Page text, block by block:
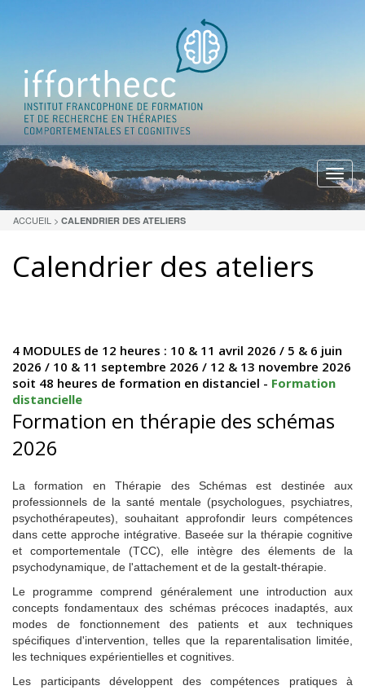
Menu
ACCUEIL > CALENDRIER DES ATELIERS
Calendrier des ateliers
4 MODULES de 12 heures : 10 & 11 avril 2026 / 5 & 6 juin
2026 / 10 & 11 septembre 2026 / 12 & 13 novembre 2026
soit 48 heures de formation en distanciel - Formation
distancielle
Formation en thérapie des schémas
2026
La formation en Thérapie des Schémas est destinée aux
professionnels de la santé mentale (psychologues, psychiatres,
psychothérapeutes), souhaitant approfondir leurs compétences
dans cette approche intégrative. Baseée sur la thérapie cognitive
et comportementale (TCC), elle intègre des élements de la
psychodynamique, de l'attachement et de la gestalt-thérapie.
Le programme comprend généralement une introduction aux
concepts fondamentaux des schémas précoces inadaptés, aux
modes de fonctionnement des patients et aux techniques
spécifiques d'intervention, telles que la reparentalisation limitée,
les techniques expérientielles et cognitives.
Les participants développent des compétences pratiques à